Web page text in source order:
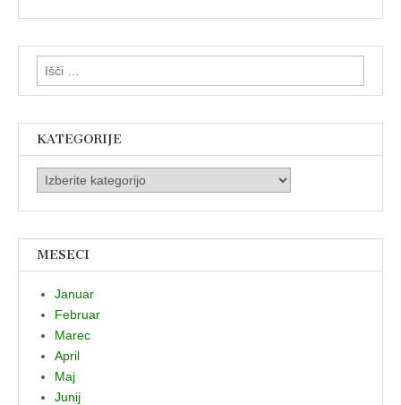
Išči:
KATEGORIJE
Kategorije
MESECI
Januar
Februar
Marec
April
Maj
Junij